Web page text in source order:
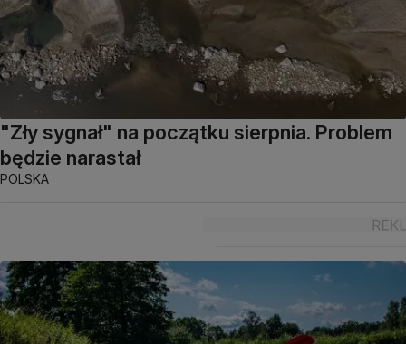
"Zły sygnał" na początku sierpnia. Problem
będzie narastał
POLSKA